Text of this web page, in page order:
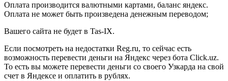
Оплата производится валютными картами, баланс яндекс.
Оплата не может быть произведена денежным переводом;
Вашего сайта не будет в Tas-IX.
Если посмотреть на недостатки Reg.ru, то сейчас есть
возможность перевести деньги на Яндекс через бота Click.uz.
То есть вы можете перевести деньги со своего Узкарда на свой
счет в Яндексе и оплатить в рублях.